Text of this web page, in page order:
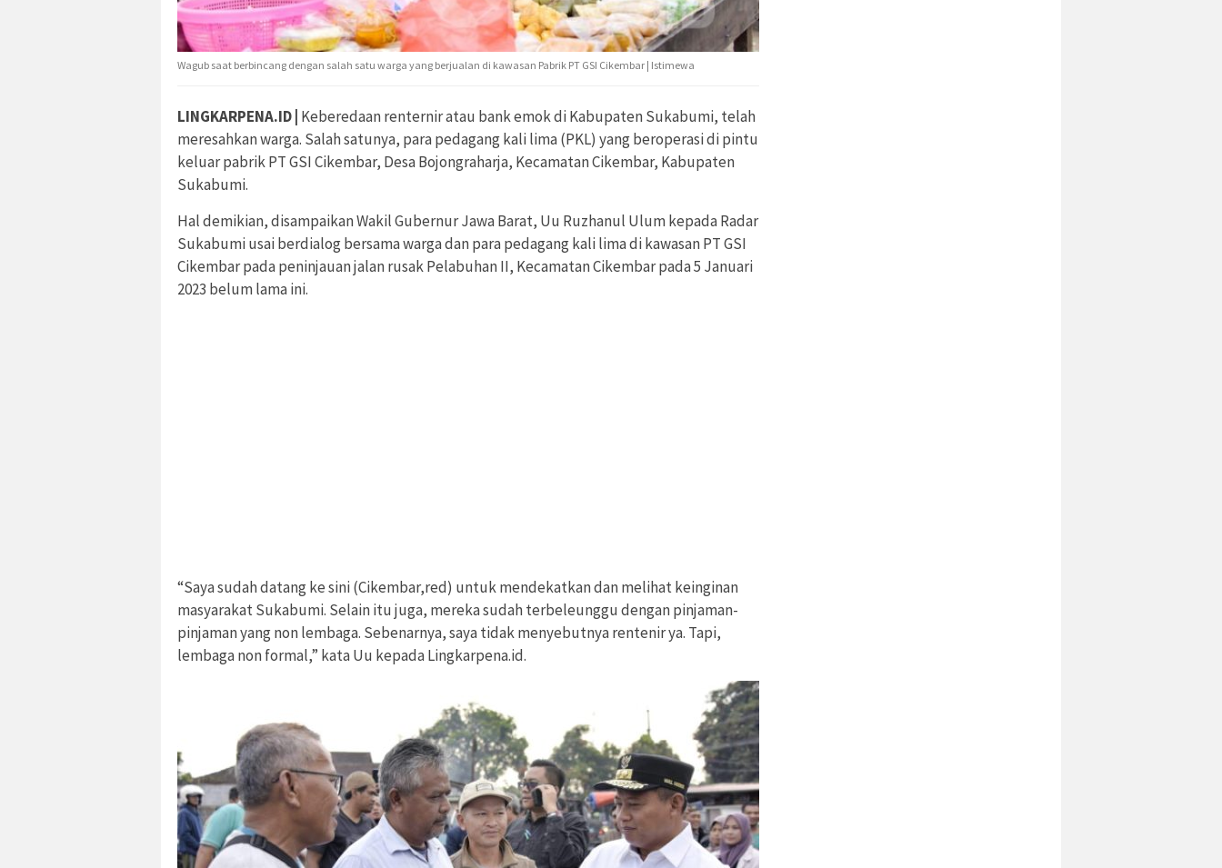
Wagub saat berbincang dengan salah satu warga yang berjualan di kawasan Pabrik PT GSI Cikembar | Istimewa
LINGKARPENA.ID | Keberedaan renternir atau bank emok di Kabupaten Sukabumi, telah
meresahkan warga. Salah satunya, para pedagang kali lima (PKL) yang beroperasi di pintu
keluar pabrik PT GSI Cikembar, Desa Bojongraharja, Kecamatan Cikembar, Kabupaten
Sukabumi.
Hal demikian, disampaikan Wakil Gubernur Jawa Barat, Uu Ruzhanul Ulum kepada Radar
Sukabumi usai berdialog bersama warga dan para pedagang kali lima di kawasan PT GSI
Cikembar pada peninjauan jalan rusak Pelabuhan II, Kecamatan Cikembar pada 5 Januari
2023 belum lama ini.
“Saya sudah datang ke sini (Cikembar,red) untuk mendekatkan dan melihat keinginan
masyarakat Sukabumi. Selain itu juga, mereka sudah terbeleunggu dengan pinjaman-
pinjaman yang non lembaga. Sebenarnya, saya tidak menyebutnya rentenir ya. Tapi,
lembaga non formal,” kata Uu kepada Lingkarpena.id.